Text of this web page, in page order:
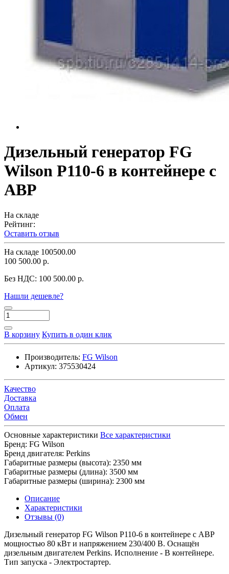
Дизельный генератор FG
Wilson P110-6 в контейнере с
АВР
На складе
Рейтинг:
Оставить отзыв
На складе 100500.00
100 500.00 р.
Без НДС: 100 500.00 р.
Нашли дешевле?
В корзину Купить в один клик
Производитель: FG Wilson
Артикул: 375530424
Качество
Доставка
Оплата
Обмен
Основные характеристики Все характеристики
Бренд: FG Wilson
Бренд двигателя: Perkins
Габаритные размеры (высота): 2350 мм
Габаритные размеры (длина): 3500 мм
Габаритные размеры (ширина): 2300 мм
Описание
Характеристики
Отзывы (0)
Дизельный генератор FG Wilson P110-6 в контейнере с АВР
мощностью 80 кВт и напряжением 230/400 В. Оснащён
дизельным двигателем Perkins. Исполнение - В контейнере.
Тип запуска - Электростартер.